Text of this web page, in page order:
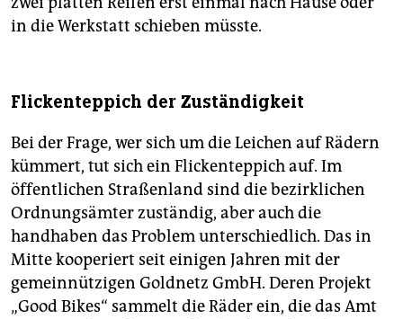
in die Werkstatt schieben müsste.
Flickenteppich der Zuständigkeit
Bei der Frage, wer sich um die Leichen auf Rädern
kümmert, tut sich ein Flickenteppich auf. Im
öffentlichen Straßenland sind die bezirklichen
Ordnungsämter zuständig, aber auch die
handhaben das Problem unterschiedlich. Das in
Mitte kooperiert seit einigen Jahren mit der
gemeinnützigen Goldnetz GmbH. Deren Projekt
„Good Bikes“ sammelt die Räder ein, die das Amt